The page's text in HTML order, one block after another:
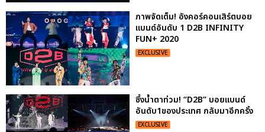
ภาพจัดเต็ม! อังคอร์คอนเสิร์ตบอย
แบนด์อันดับ 1 D2B INFINITY
FUN+ 2020
EXCLUSIVE
ซึ้งน้ำตาท่วม! “D2B” บอยแบนด์
อันดับ1ของประเทศ กลับมาอีกครั้ง
EXCLUSIVE